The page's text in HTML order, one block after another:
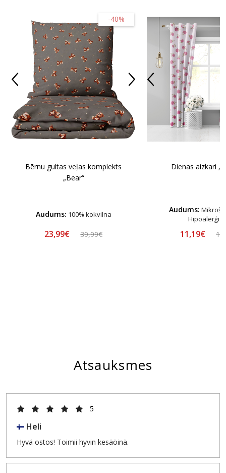
-40%
Bērnu gultas veļas komplekts
„Bear“
Audums: 100% kokvilna
23,99€ 39,99€
Dienas aizkari
Audums:
11,19€
Atsauksmes
5
Heli
Hyvä ostos! Toimii hyvin kesäöinä.